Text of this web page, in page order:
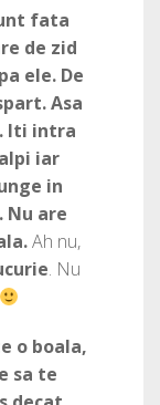
fata
de zid
ele. De
Asa
Iti intra
iar
in
Nu are
Ah nu,
. Nu
o boala,
sa te